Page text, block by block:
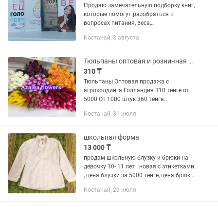
Продаю замечательную подборку книг,
которые помогут разобраться в
вопросах питания, веса,
идеальном состоянии, бережное
качественную...
Костанай, 3 августа
Тюльпаны оптовая и розничная продажа цветы
310 ₸
Тюльпаны Оптовая продажа с
агрохолдинга Голландия 310 тенге от
5000 От 1000 штук 360 тенге
подробный прайс можете запросить на
Костанай, 31 июля
школьная форма
13 000 ₸
продам школьную блузку и брюки на
девочку 10- 11 лет . новая с этикетками
, цена блузки за 5000 тенге, цена брюк
купить .
Костанай, 29 июля